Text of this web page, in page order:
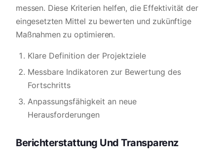
messen. Diese Kriterien helfen, die Effektivität der
eingesetzten Mittel zu bewerten und zukünftige
Maßnahmen zu optimieren.
Klare Definition der Projektziele
Messbare Indikatoren zur Bewertung des
Fortschritts
Anpassungsfähigkeit an neue
Herausforderungen
Berichterstattung Und Transparenz